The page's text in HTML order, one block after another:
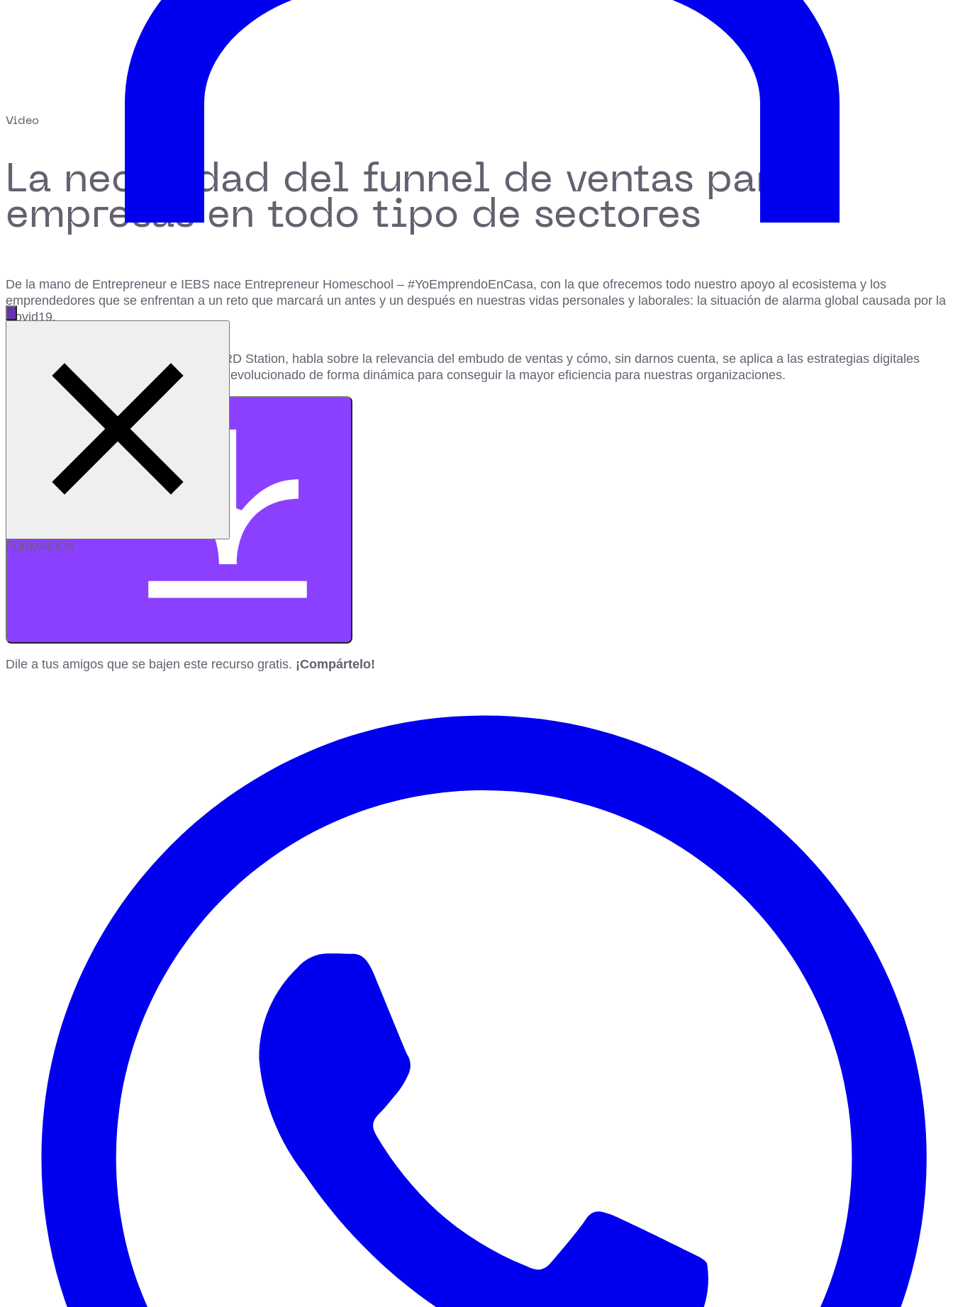
Abrir menú principal
FORMACIÓN
Video
La necesidad del funnel de ventas para
empresas en todo tipo de sectores
De la mano de Entrepreneur e IEBS nace Entrepreneur Homeschool – #YoEmprendoEnCasa, con la que ofrecemos todo nuestro apoyo al ecosistema y los
emprendedores que se enfrentan a un reto que marcará un antes y un después en nuestras vidas personales y laborales: la situación de alarma global causada por la
Covid19.
Gabriela Escamilla, field marketing en RD Station, habla sobre la relevancia del embudo de ventas y cómo, sin darnos cuenta, se aplica a las estrategias digitales
actuales, pero que debe ser regulado y evolucionado de forma dinámica para conseguir la mayor eficiencia para nuestras organizaciones.
Dile a tus amigos que se bajen este recurso gratis. ¡Compártelo!